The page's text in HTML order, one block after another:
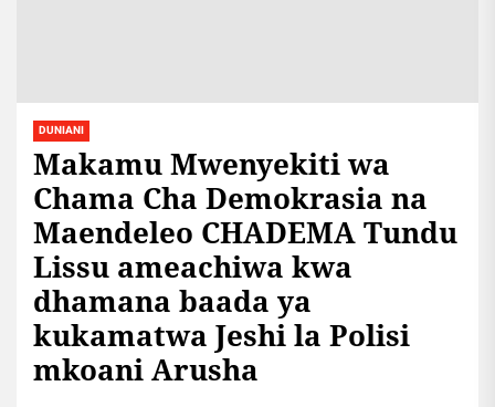
DUNIANI
Makamu Mwenyekiti wa
Chama Cha Demokrasia na
Maendeleo CHADEMA Tundu
Lissu ameachiwa kwa
dhamana baada ya
kukamatwa Jeshi la Polisi
mkoani Arusha